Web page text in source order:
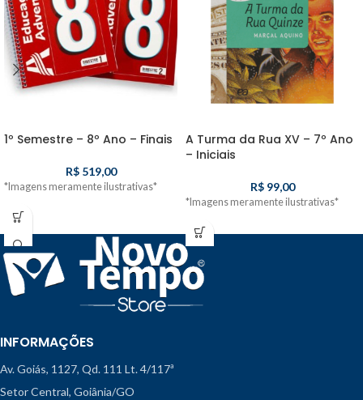
1º Semestre – 8º Ano – Finais
R$519,00
*Imagens meramente ilustrativas*
A Turma da Rua XV – 7º Ano
– Iniciais
R$99,00
*Imagens meramente ilustrativas*
INFORMAÇÕES
Av. Goiás, 1127, Qd. 111 Lt. 4/117ª
Setor Central, Goiânia/GO